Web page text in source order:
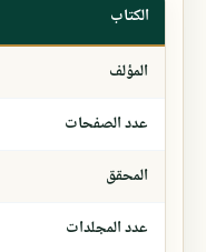
الكتاب
المؤلف
عدد الصفحات
المحقق
عدد المجلدات